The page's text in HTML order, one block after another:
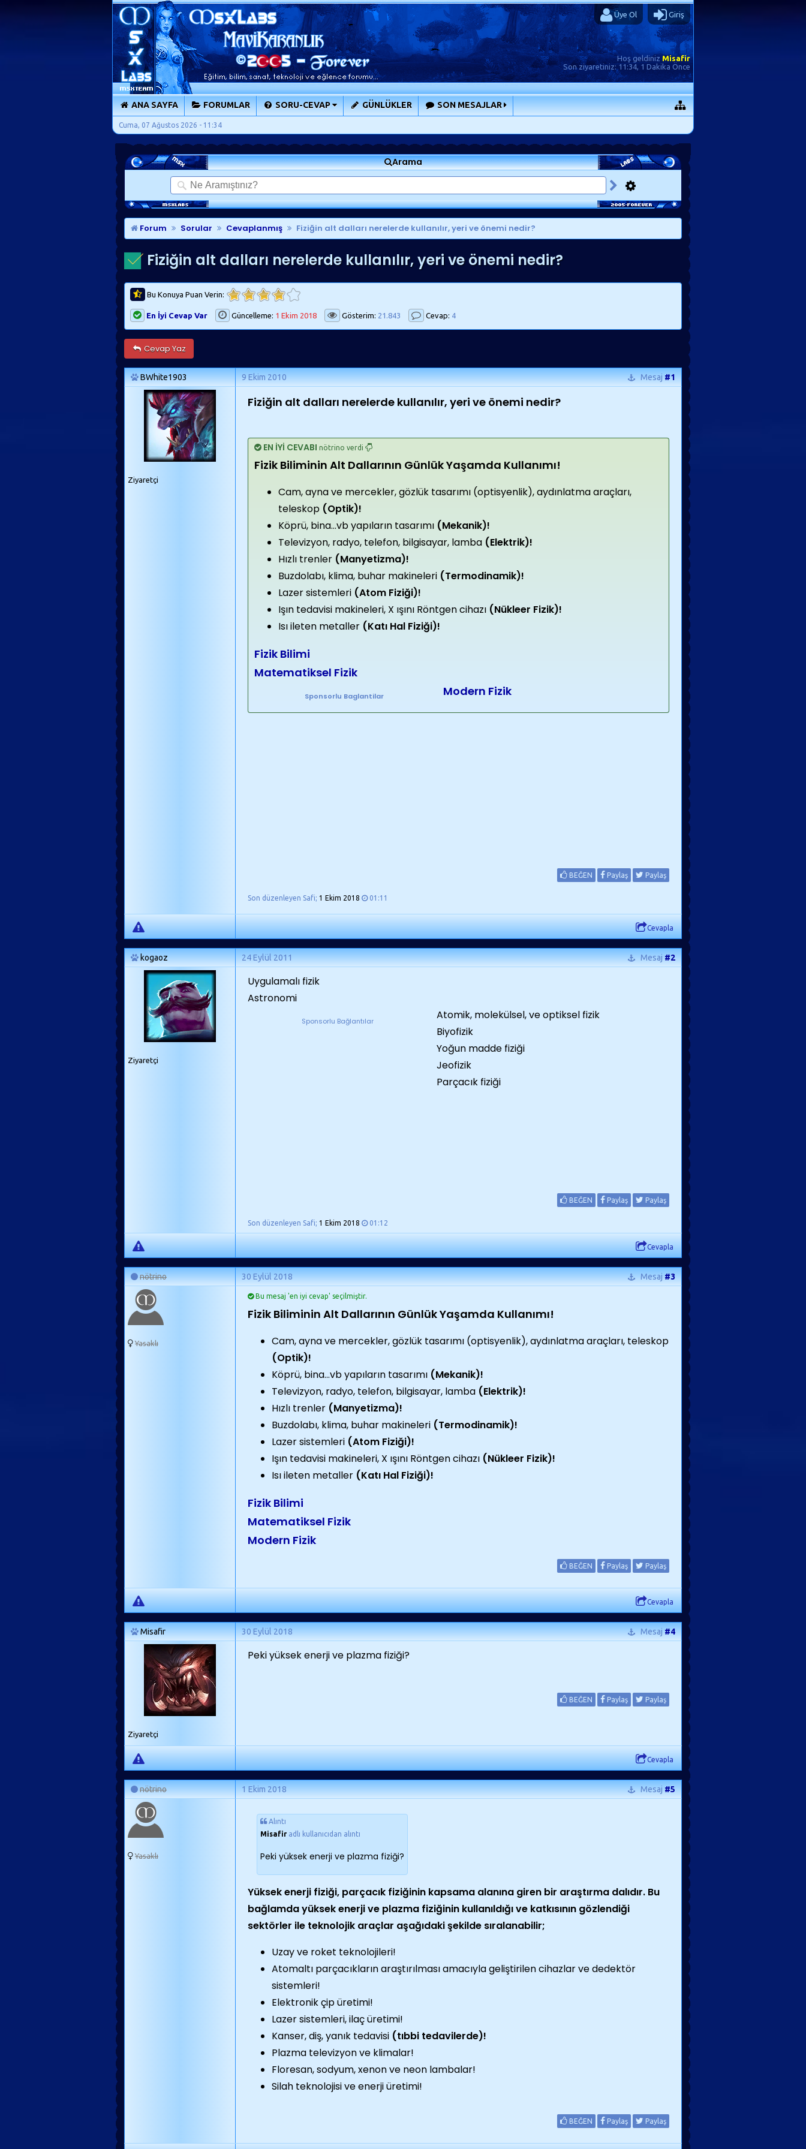
Üye Ol Giriş
Hoş geldiniz Misafir
Son ziyaretiniz:11:34, 1 Dakika Önce
ANA SAYFA FORUMLAR SORU-CEVAP GÜNLÜKLER SON MESAJLAR
Cuma, 07 Ağustos 2026 - 11:34
Arama
Forum Sorular Cevaplanmış Fiziğin alt dalları nerelerde kullanılır, yeri ve önemi nedir?
Fiziğin alt dalları nerelerde kullanılır, yeri ve önemi nedir?
Bu Konuya Puan Verin:
En İyi Cevap Var Güncelleme: 1 Ekim 2018 Gösterim: 21.843 Cevap: 4
Cevap Yaz
BWhite1903 9 Ekim 2010 Mesaj#1
Ziyaretçi
Fiziğin alt dalları nerelerde kullanılır, yeri ve önemi nedir?
EN İYİ CEVABI nötrino verdi
Fizik Biliminin Alt Dallarının Günlük Yaşamda Kullanımı!
Cam, ayna ve mercekler, gözlük tasarımı (optisyenlik), aydınlatma araçları,
teleskop (Optik)!
Köprü, bina...vb yapıların tasarımı (Mekanik)!
Televizyon, radyo, telefon, bilgisayar, lamba (Elektrik)!
Hızlı trenler (Manyetizma)!
Buzdolabı, klima, buhar makineleri (Termodinamik)!
Lazer sistemleri (Atom Fiziği)!
Işın tedavisi makineleri, X ışını Röntgen cihazı (Nükleer Fizik)!
Isı ileten metaller (Katı Hal Fiziği)!
Fizik Bilimi
Matematiksel Fizik
Sponsorlu Baglantilar Modern Fizik
BEĞEN Paylaş Paylaş
Son düzenleyen Safi; 1 Ekim 2018 01:11
Cevapla
kogaoz 24 Eylül 2011 Mesaj#2
Ziyaretçi
Uygulamalı fizik
Astronomi
Sponsorlu Bağlantılar
Atomik, molekülsel, ve optiksel fizik
Biyofizik
Yoğun madde fiziği
Jeofizik
Parçacık fiziği
BEĞEN Paylaş Paylaş
Son düzenleyen Safi; 1 Ekim 2018 01:12
Cevapla
nötrino 30 Eylül 2018 Mesaj#3
Yasaklı
Bu mesaj 'en iyi cevap' seçilmiştir.
Fizik Biliminin Alt Dallarının Günlük Yaşamda Kullanımı!
Cam, ayna ve mercekler, gözlük tasarımı (optisyenlik), aydınlatma araçları, teleskop
(Optik)!
Köprü, bina...vb yapıların tasarımı (Mekanik)!
Televizyon, radyo, telefon, bilgisayar, lamba (Elektrik)!
Hızlı trenler (Manyetizma)!
Buzdolabı, klima, buhar makineleri (Termodinamik)!
Lazer sistemleri (Atom Fiziği)!
Işın tedavisi makineleri, X ışını Röntgen cihazı (Nükleer Fizik)!
Isı ileten metaller (Katı Hal Fiziği)!
Fizik Bilimi
Matematiksel Fizik
Modern Fizik
BEĞEN Paylaş Paylaş
Cevapla
Misafir 30 Eylül 2018 Mesaj#4
Ziyaretçi
Peki yüksek enerji ve plazma fiziği?
BEĞEN Paylaş Paylaş
Cevapla
nötrino 1 Ekim 2018 Mesaj#5
Yasaklı
Alıntı
Misafir adlı kullanıcıdan alıntı
Peki yüksek enerji ve plazma fiziği?
Yüksek enerji fiziği, parçacık fiziğinin kapsama alanına giren bir araştırma dalıdır. Bu
bağlamda yüksek enerji ve plazma fiziğinin kullanıldığı ve katkısının gözlendiği
sektörler ile teknolojik araçlar aşağıdaki şekilde sıralanabilir;
Uzay ve roket teknolojileri!
Atomaltı parçacıkların araştırılması amacıyla geliştirilen cihazlar ve dedektör
sistemleri!
Elektronik çip üretimi!
Lazer sistemleri, ilaç üretimi!
Kanser, diş, yanık tedavisi (tıbbi tedavilerde)!
Plazma televizyon ve klimalar!
Floresan, sodyum, xenon ve neon lambalar!
Silah teknolojisi ve enerji üretimi!
BEĞEN Paylaş Paylaş